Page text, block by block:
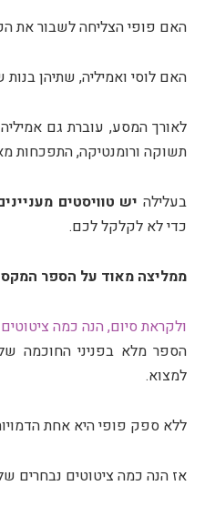
האם פופי הצליחה לשבור את
האם לוסי ואמיליה, שתיהן בנות
לאורך המסע, עוברת גם
תשוקה ורומנטיקה, התפכחות
בעלילה יש טוויסטים
כדי לא לקלקל לכם.
ממליצה מאוד על הספר
ולקראת סיום, הנה כמה
הספר מלא בפניני החוכמה
למצוא.
ללא ספק פופי היא אחת
אז הנה כמה ציטוטים נבחרים